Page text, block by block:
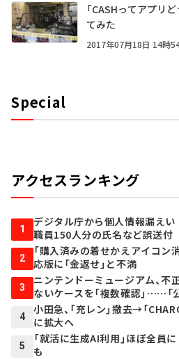
「CASHってアプリど
てみた
2017年07月18日 14時
Special
アクセスランキング
1
デジタル庁から個人情報漏え
職員150人分の氏名など誤送付
2
「購入済みの着せかえアイコ
応版に「金返せ」と不満
3
ニンテンドーミュージアム、不
ないケースを「複数確認」……「
4
小田急、「充レン」撤去→「
に拡大へ
5
「就活に生成AI利用」ほぼ全
も